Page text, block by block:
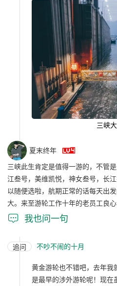
三峡
夏末终年 
三峡此生肯定是值得一游的，不管
江叁号，美维凯悦，神女叁号，长
以随便选啦，航期正常的话每天出
大。来至游轮工作十年的老员工良心
 我也问一句
追问 不吵不闹的十月
黄金游轮也不错吧，去年我
是最早的涉外游轮呢！现在